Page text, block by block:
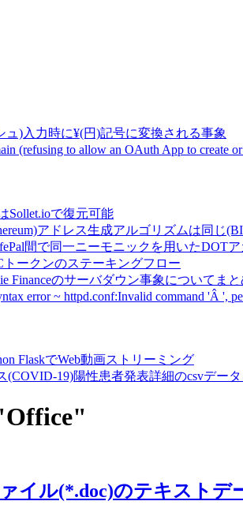
ュ)入力時に¥(円)記号に変換される事象
(refusing to allow an OAuth App to
Sollet.ioで復元可能
アドレス生成アルゴリズムは同じ
間で同一ニーモニックを用いたDOT
トークンのステーキングフロー
Financeのサーバダウン事象についてま
error ~ httpd.conf:Invalid command 'Â ',
FlaskでWeb動画ストリーミング
(COVID-19)陽性患者発表詳細のcsvデー
イル(*.doc)のテキストデ